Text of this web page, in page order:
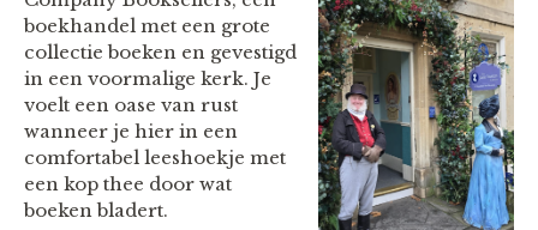
boekhandel met een grote
collectie boeken en gevestigd
in een voormalige kerk. Je
voelt een oase van rust
wanneer je hier in een
comfortabel leeshoekje met
een kop thee door wat
boeken bladert.